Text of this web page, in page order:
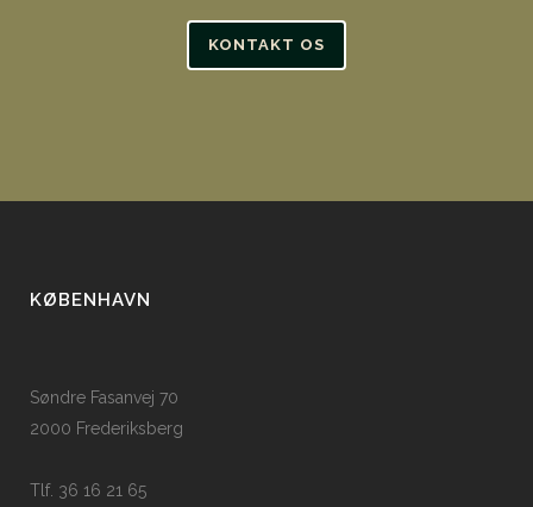
KONTAKT OS
KØBENHAVN
Søndre Fasanvej 70
2000 Frederiksberg
Tlf. 36 16 21 65